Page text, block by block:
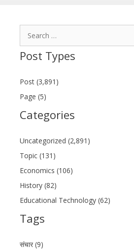
Post Types
Post (3,891)
Page (5)
Categories
Uncategorized (2,891)
Topic (131)
Economics (106)
History (82)
Educational Technology (62)
Tags
संचार (9)